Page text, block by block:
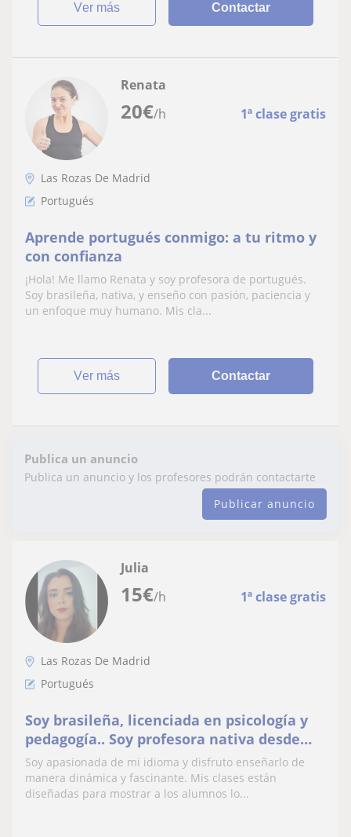
ver más Contactar
20€/h 1ª clase gratis
Renata
Las Rozas De Madrid
Portugués
Aprende portugués conmigo: a tu ritmo y
con confianza
¡Hola! Me llamo Renata y soy profesora de portugués.
Soy brasileña, nativa, y enseño con pasión, paciencia y
un enfoque muy humano. Mis cla...
ver más Contactar
Publica un anuncio
Publica un anuncio y los profesores podrán contactarte
Publicar anuncio
15€/h 1ª clase gratis
Julia
Las Rozas De Madrid
Portugués
Soy brasileña, licenciada en psicología y
pedagogía.. Soy profesora nativa desde
hace 10 años
Soy apasionada de mi idioma y disfruto enseñarlo de
manera dinámica y fascinante. Mis clases están
diseñadas para mostrar a los alumnos lo...